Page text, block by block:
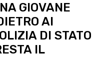
GIOVANE
AI
DI STATO
IL